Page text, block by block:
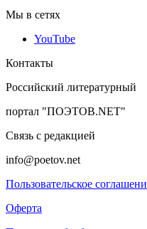
Мы в сетях
YouTube
Контакты
Российский литературный
портал "ПОЭТОВ.NET"
Связь с редакцией
info@poetov.net
Пользовательское
Оферта